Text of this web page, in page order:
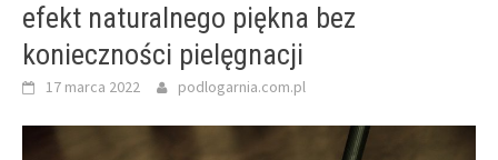
efekt naturalnego piękna bez
konieczności pielęgnacji
17 marca 2022 podlogarnia.com.pl